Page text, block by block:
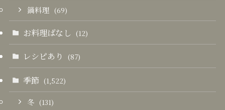
鍋料理 (69)
お料理ばなし (12)
レシピあり (87)
季節 (1,522)
冬 (131)